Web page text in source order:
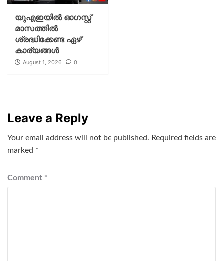
യുഎഇയില്‍ ഓഗസ്റ്റ്
മാസത്തില്‍
ശ്രദ്ധിക്കേണ്ട ഏഴ്
കാര്യങ്ങള്‍
August 1, 2026 0
Leave a Reply
Your email address will not be published. Required fields are
marked *
Comment *